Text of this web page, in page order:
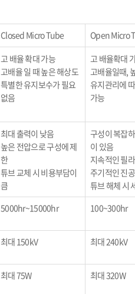
Closed Micro Tube
Open Micro
고 배율 확대 가능
고배율 일 때 높은 해상도
특별한 유지보수가 필요
없음
고 배율확대
고배율일때,
유지관리에
가능
최대 출력이 낮음
높은 전압으로 구성에 제
한
튜브 교체 시 비용부담이
큼
구성이 복잡
이 있음
지속적인 필
주기적인 진
튜브 해체 시
5000hr~15000hr 100~300hr
최대 150kV 최대 240kV
최대 75W 최대 320W